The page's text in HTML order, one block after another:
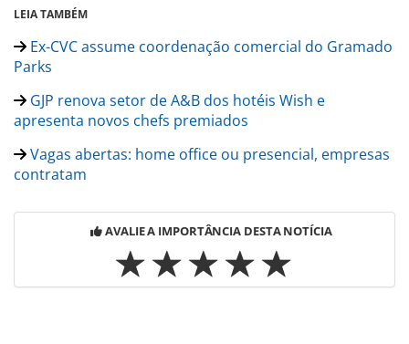
LEIA TAMBÉM
Ex-CVC assume coordenação comercial do Gramado
Parks
GJP renova setor de A&B dos hotéis Wish e
apresenta novos chefs premiados
Vagas abertas: home office ou presencial, empresas
contratam
AVALIE A IMPORTÂNCIA DESTA NOTÍCIA